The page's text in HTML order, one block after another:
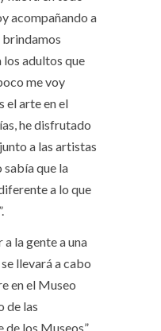
acompañando a
brindamos
adultos que
me voy
el arte en el
he disfrutado
a las artistas
sabía que la
a lo que
la gente a una
llevará a cabo
en el Museo
de las
los Museos”,